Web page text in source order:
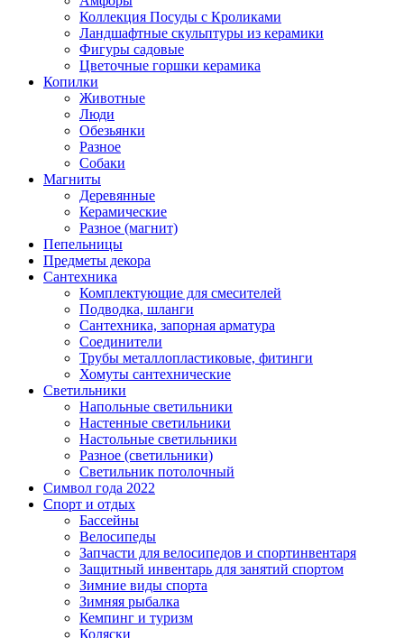
Коллекция Посуды с Кроликами
Ландшафтные скульптуры из керамики
Фигуры садовые
Цветочные горшки керамика
Копилки
Животные
Люди
Обезьянки
Разное
Собаки
Магниты
Деревянные
Керамические
Разное (магнит)
Пепельницы
Предметы декора
Сантехника
Комплектующие для смесителей
Подводка, шланги
Сантехника, запорная арматура
Соединители
Трубы металлопластиковые, фитинги
Хомуты сантехнические
Светильники
Напольные светильники
Настенные светильники
Настольные светильники
Разное (светильники)
Светильник потолочный
Символ года 2022
Спорт и отдых
Бассейны
Велосипеды
Запчасти для велосипедов и спортинвентаря
Защитный инвентарь для занятий спортом
Зимние виды спорта
Зимняя рыбалка
Кемпинг и туризм
Коляски